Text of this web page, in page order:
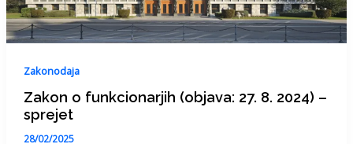
Zakonodaja
Zakon o funkcionarjih (objava: 27. 8. 2024) –
sprejet
28/02/2025